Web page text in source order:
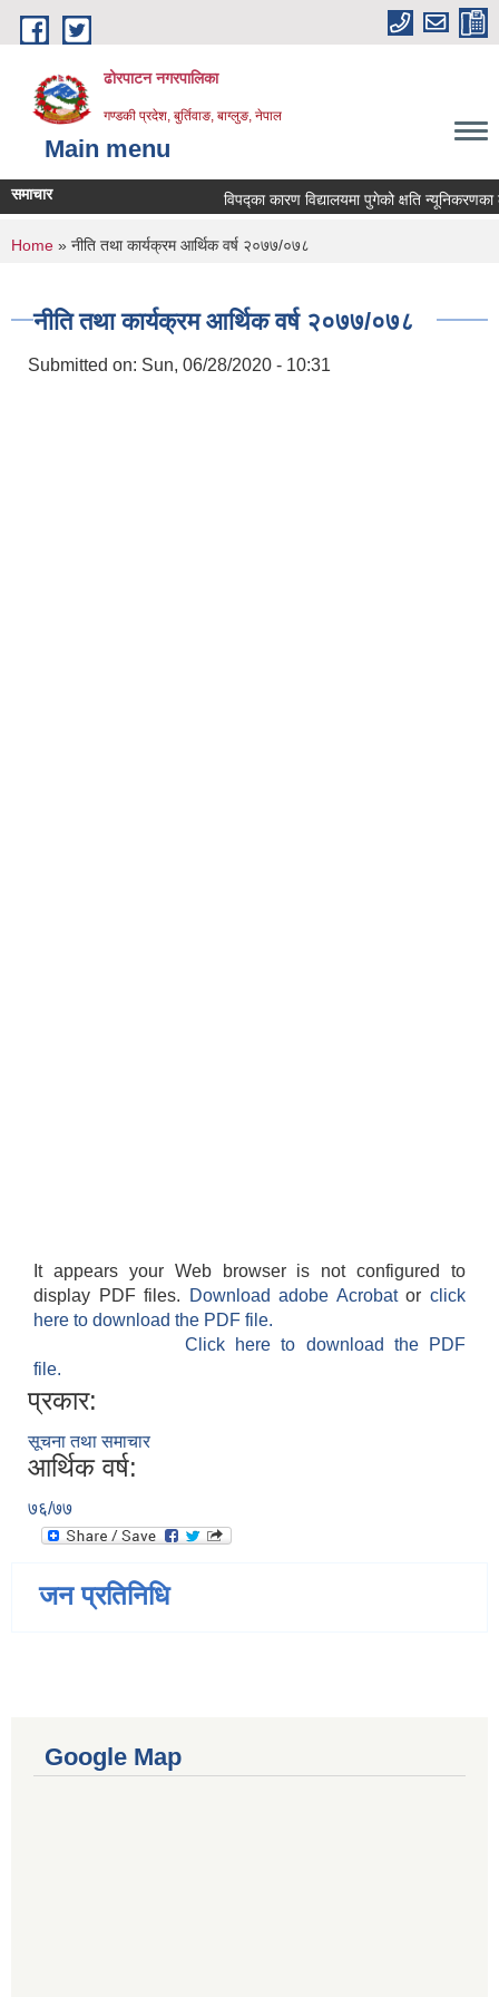
Skip to main content
ढोरपाटन नगरपालिका
गण्डकी प्रदेश, बुर्तिवाङ, बाग्लुङ, नेपाल
Main menu
समाचार विपद्का कारण विद्यालयमा पुगेको क्षति न्यूनिकरणका
You are here
Home » नीति तथा कार्यक्रम आर्थिक वर्ष २०७७/०७८
नीति तथा कार्यक्रम आर्थिक वर्ष २०७७/०७८
Submitted on: Sun, 06/28/2020 - 10:31
It appears your Web browser is not configured to
display PDF files.
Download adobe Acrobatorclick
here to download the PDF file.
Click here to download the PDF
file.
प्रकार:
सूचना तथा समाचार
आर्थिक वर्ष:
७६/७७
जन प्रतिनिधि
Google Map